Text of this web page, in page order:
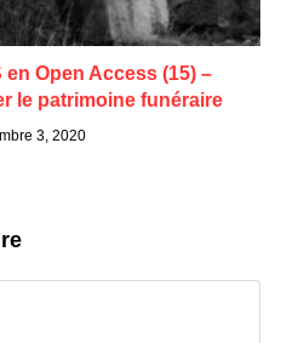
en Open Access (15) –
le patrimoine funéraire
3, 2020